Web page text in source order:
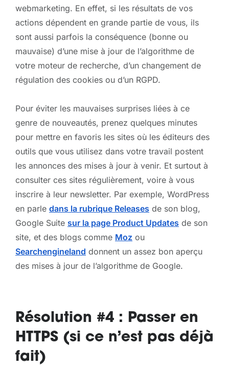
webmarketing. En effet, si les résultats de vos
actions dépendent en grande partie de vous, ils
sont aussi parfois la conséquence (bonne ou
mauvaise) d’une mise à jour de l’algorithme de
votre moteur de recherche, d’un changement de
régulation des cookies ou d’un RGPD.
Pour éviter les mauvaises surprises liées à ce
genre de nouveautés, prenez quelques minutes
pour mettre en favoris les sites où les éditeurs des
outils que vous utilisez dans votre travail postent
les annonces des mises à jour à venir. Et surtout à
consulter ces sites régulièrement, voire à vous
inscrire à leur newsletter. Par exemple, WordPress
en parle dans la rubrique Releases de son blog,
Google Suite sur la page Product Updates de son
site, et des blogs comme Moz ou
Searchengineland donnent un assez bon aperçu
des mises à jour de l’algorithme de Google.
Résolution #4 : Passer en
HTTPS (si ce n’est pas déjà
fait)